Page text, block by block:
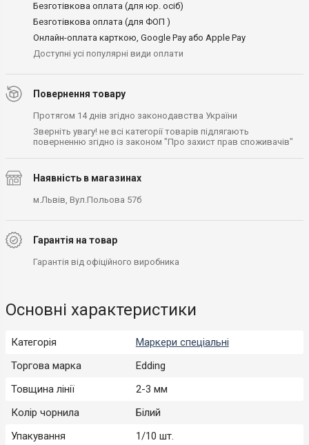
Безготівкова оплата (для юр. осіб)
Безготівкова оплата (для ФОП )
Онлайн-оплата карткою, Google Pay або Apple Pay
Доступні усі популярні види оплати
Повернення товару
Протягом 14 днів згідно законодавства України
Зверніть увагу! не всі категорії товарів підлягають
поверненню згідно із законом "Про захист прав споживачів"
Наявність в магазинах
м.Львів, Вул.Польова 57б
Гарантія на товар
Гарантія від офіційного виробника
Основні характеристики
Категорія
Маркери спеціальні
Торгова марка
Edding
Товщина лінії
2-3 мм
Колір чорнила
Білий
Упакування
1/10 шт.